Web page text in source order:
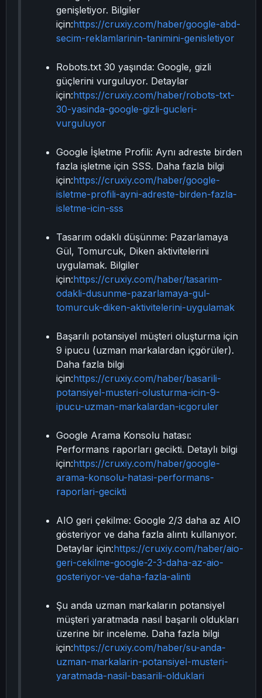
genişletiyor. Bilgiler
için:https://cruxiy.com/haber/google-abd-
secim-reklamlarinin-tanimini-genisletiyor
Robots.txt 30 yaşında: Google, gizli
güçlerini vurguluyor. Detaylar
için:https://cruxiy.com/haber/robots-txt-
30-yasinda-google-gizli-gucleri-
vurguluyor
Google İşletme Profili: Aynı adreste birden
fazla işletme için SSS. Daha fazla bilgi
için:https://cruxiy.com/haber/google-
isletme-profili-ayni-adreste-birden-fazla-
isletme-icin-sss
Tasarım odaklı düşünme: Pazarlamaya
Gül, Tomurcuk, Diken aktivitelerini
uygulamak. Bilgiler
için:https://cruxiy.com/haber/tasarim-
odakli-dusunme-pazarlamaya-gul-
tomurcuk-diken-aktivitelerini-uygulamak
Başarılı potansiyel müşteri oluşturma için
9 ipucu (uzman markalardan içgörüler).
Daha fazla bilgi
için:https://cruxiy.com/haber/basarili-
potansiyel-musteri-olusturma-icin-9-
ipucu-uzman-markalardan-icgoruler
Google Arama Konsolu hatası:
Performans raporları gecikti. Detaylı bilgi
için:https://cruxiy.com/haber/google-
arama-konsolu-hatasi-performans-
raporlari-gecikti
AIO geri çekilme: Google 2/3 daha az AIO
gösteriyor ve daha fazla alıntı kullanıyor.
Detaylar için:https://cruxiy.com/haber/aio-
geri-cekilme-google-2-3-daha-az-aio-
gosteriyor-ve-daha-fazla-alinti
Şu anda uzman markaların potansiyel
müşteri yaratmada nasıl başarılı oldukları
üzerine bir inceleme. Daha fazla bilgi
için:https://cruxiy.com/haber/su-anda-
uzman-markalarin-potansiyel-musteri-
yaratmada-nasil-basarili-olduklari